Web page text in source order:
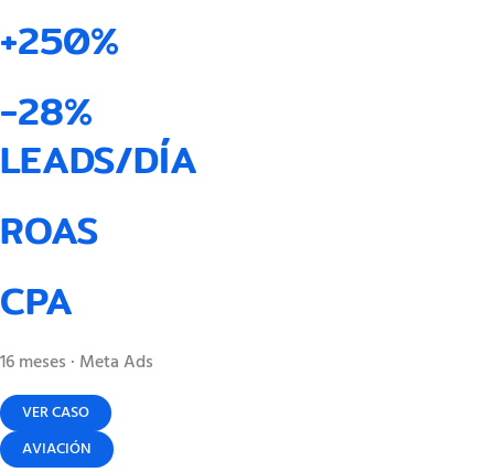
+250%
-28%
LEADS/DÍA
ROAS
CPA
16 meses · Meta Ads
VER CASO
AVIACIÓN